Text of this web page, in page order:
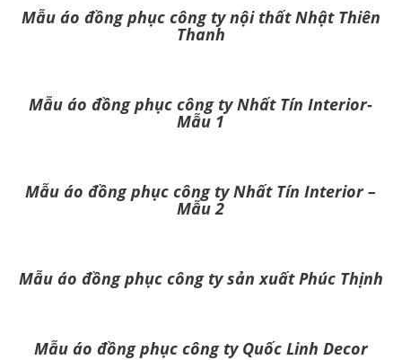
Mẫu áo đồng phục công ty nội thất Nhật Thiên
Thanh
Mẫu áo đồng phục công ty Nhất Tín Interior-
Mẫu 1
Mẫu áo đồng phục công ty Nhất Tín Interior –
Mẫu 2
Mẫu áo đồng phục công ty sản xuất Phúc Thịnh
Mẫu áo đồng phục công ty Quốc Linh Decor